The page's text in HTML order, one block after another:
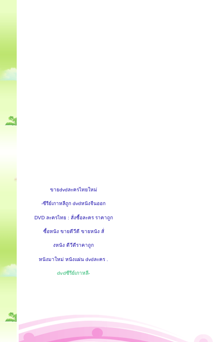
ขายdvdละครไทยใหม่
-ซีรีย์เกาหลีถูก dvdหนังจีนออก
DVD ละครไทย : สั่งซื้อละคร ราคาถูก
ซื้อหนัง ขายดีวีดี ขายหนัง สั่
งหนัง ดีวีดีราคาถูก
หนังมาใหม่ หนังแผ่น dvdละคร .
dvdซีรีย์เกาหลี-